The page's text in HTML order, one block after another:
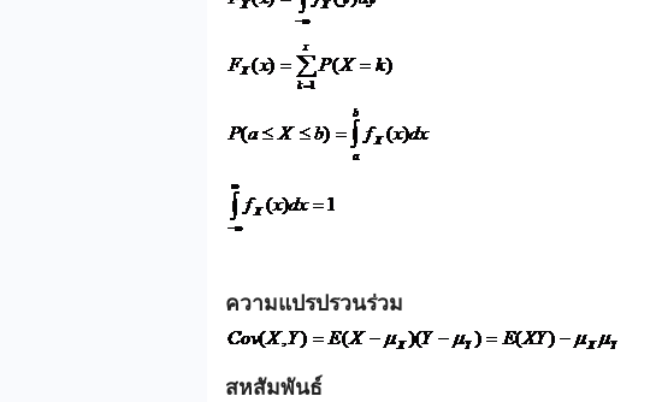
ความแปรปรวนร่วม
สหสัมพันธ์